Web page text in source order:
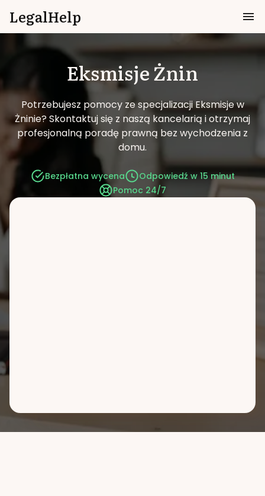
LegalHelp
EksmisjeŻnin
Potrzebujesz pomocy ze specjalizacji Eksmisje w
Żninie?Skontaktuj się z naszą kancelarią i otrzymaj
profesjonalną poradę prawną bez wychodzenia z
domu.
Bezpłatna wycena
Odpowiedź w 15 minut
Pomoc 24/7